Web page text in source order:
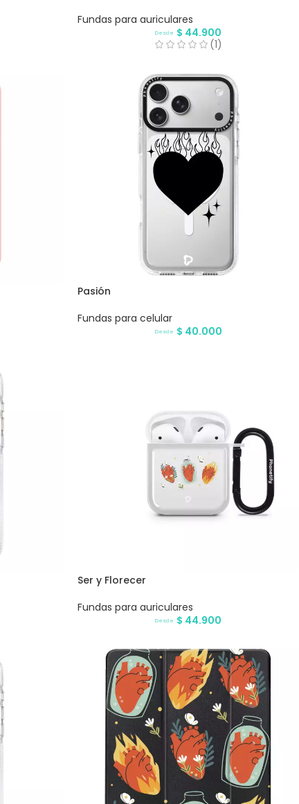
Fundas para auriculares
Desde $ 44.900
(1)
Pasión
Fundas para celular
Desde $ 40.000
Ser y Florecer
Fundas para auriculares
Desde $ 44.900